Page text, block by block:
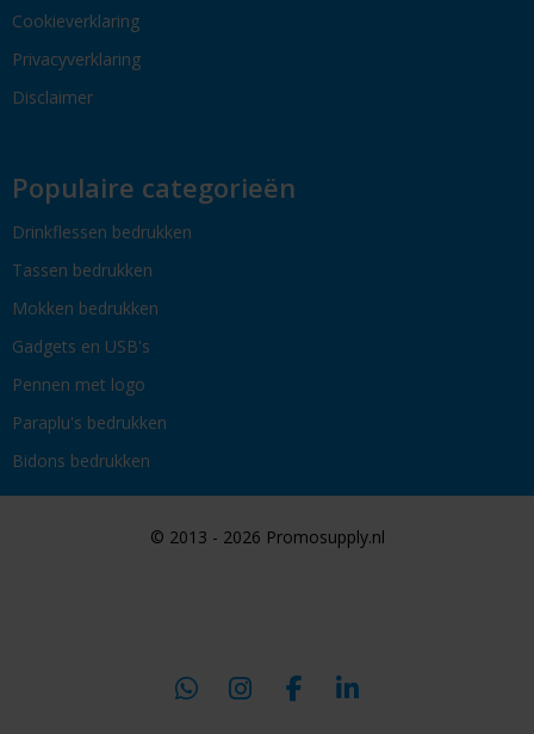
Cookieverklaring
Privacyverklaring
Disclaimer
Populaire categorieën
Drinkflessen bedrukken
Tassen bedrukken
Mokken bedrukken
Gadgets en USB's
Pennen met logo
Paraplu's bedrukken
Bidons bedrukken
© 2013 - 2026 Promosupply.nl